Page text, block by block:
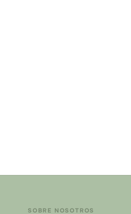
SOBRE NOSOTROS